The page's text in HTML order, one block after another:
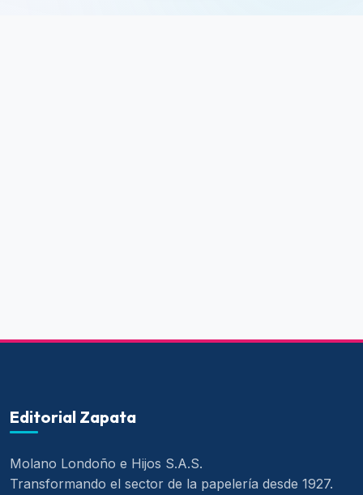
Editorial Zapata
Molano Londoño e Hijos S.A.S.
Transformando el sector de la papelería desde 1927.